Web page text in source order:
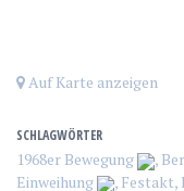
Auf Karte anzeigen
SCHLAGWÖRTER
1968er Bewegung ,
Einweihung
, Festakt,